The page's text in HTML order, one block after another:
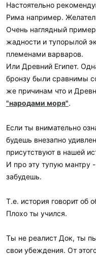
Настоятельно
Рима например.
Очень наглядный
жадности и тупорылой
племенами варваров.
Или Древний Египет.
бронзу были сравнимы
же причинам что и
"народами моря".
Если ты внимательно
будешь внезапно
присутствуют в нашей
И про эту тупую мантру
забудешь.
Т.е. история говорит об
Плохо ты учился.
Ты не реалист Док, ты
свои убеждения. От